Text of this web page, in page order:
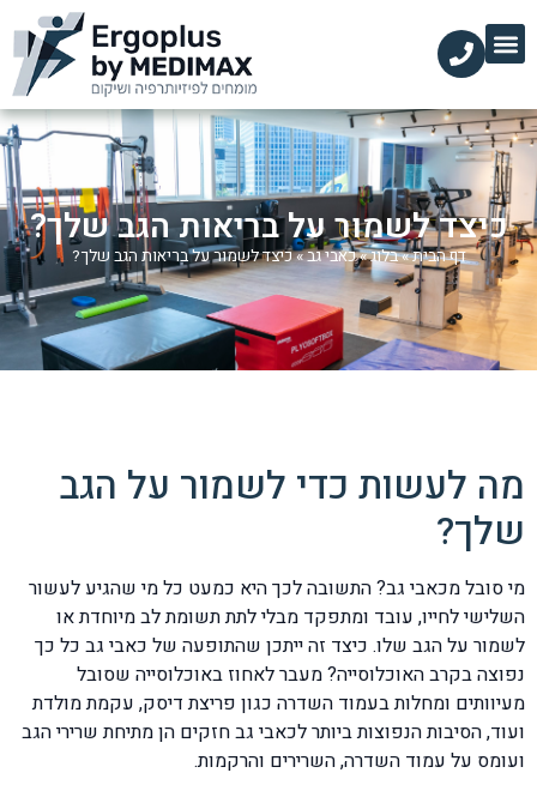
כיצד לשמור על בריאות הגב שלך?
דף הבית»בלוג»כאבי גב»כיצד לשמור על בריאות הגב שלך?
מה לעשות כדי לשמור על הגב
שלך?
מי סובל מכאבי גב? התשובה לכך היא כמעט כל מי שהגיע לעשור
השלישי לחייו, עובד ומתפקד מבלי לתת תשומת לב מיוחדת או
לשמור על הגב שלו. כיצד זה ייתכן שהתופעה של כאבי גב כל כך
נפוצה בקרב האוכלוסייה? מעבר לאחוז באוכלוסייה שסובל
מעיוותים ומחלות בעמוד השדרה כגון פריצת דיסק, עקמת מולדת
ועוד, הסיבות הנפוצות ביותר לכאבי גב חזקים הן מתיחת שרירי הגב
ועומס על עמוד השדרה, השרירים והרקמות.